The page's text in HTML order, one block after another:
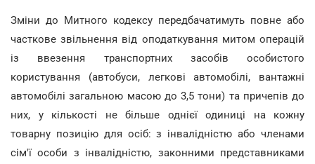
Зміни до Митного кодексу передбачатимуть повне або
часткове звільнення від оподаткування митом операцій
із ввезення транспортних засобів особистого
користування (автобуси, легкові автомобілі, вантажні
автомобілі загальною масою до 3,5 тони) та причепів до
них, у кількості не більше однієї одиниці на кожну
товарну позицію для осіб: з інвалідністю або членами
сім'ї особи з інвалідністю, законними представниками